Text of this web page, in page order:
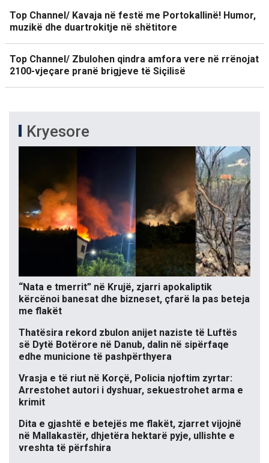
Top Channel/ Kavaja në festë me Portokallinë! Humor,
muzikë dhe duartrokitje në shëtitore
Top Channel/ Zbulohen qindra amfora vere në rrënojat
2100-vjeçare pranë brigjeve të Siçilisë
Kryesore
“Nata e tmerrit” në Krujë, zjarri apokaliptik
kërcënoi banesat dhe bizneset, çfarë la pas beteja
me flakët
Thatësira rekord zbulon anijet naziste të Luftës
së Dytë Botërore në Danub, dalin në sipërfaqe
edhe municione të pashpërthyera
Vrasja e të riut në Korçë, Policia njoftim zyrtar:
Arrestohet autori i dyshuar, sekuestrohet arma e
krimit
Dita e gjashtë e betejës me flakët, zjarret vijojnë
në Mallakastër, dhjetëra hektarë pyje, ullishte e
vreshta të përfshira